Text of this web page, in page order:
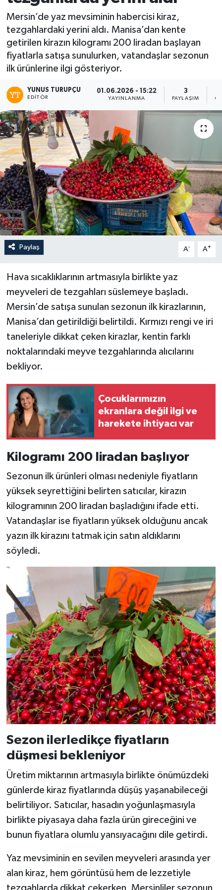
Mersin’de yaz mevsiminin habercisi kiraz,
tezgahlardaki yerini aldı. Manisa’dan kente
getirilen kirazın kilogramı 200 liradan başlayan
fiyatlarla satışa sunulurken, vatandaşlar sezonun
ilk ürünlerine ilgi gösteriyor.
YUNUS TURUPÇU
EDITÖR
01.06.2026 - 15:22
YAYINLANMA
3
PAYLAŞIM
Paylaş A- A+
Hava sıcaklıklarının artmasıyla birlikte yaz
meyveleri de tezgahları süslemeye başladı.
Mersin’de satışa sunulan sezonun ilk kirazlarının,
Manisa’dan getirildiği belirtildi. Kırmızı rengi ve iri
taneleriyle dikkat çeken kirazlar, kentin farklı
noktalarındaki meyve tezgahlarında alıcılarını
bekliyor.
Çocuklarımızın
ekranlara değil ilgi ve
harekete ihtiyacı var
Kilogramı 200 liradan başlıyor
Sezonun ilk ürünleri olması nedeniyle fiyatların
yüksek seyrettiğini belirten satıcılar, kirazın
kilogramının 200 liradan başladığını ifade etti.
Vatandaşlar ise fiyatların yüksek olduğunu ancak
yazın ilk kirazını tatmak için satın aldıklarını
söyledi.
Sezon ilerledikçe fiyatların
düşmesi bekleniyor
Üretim miktarının artmasıyla birlikte önümüzdeki
günlerde kiraz fiyatlarında düşüş yaşanabileceği
belirtiliyor. Satıcılar, hasadın yoğunlaşmasıyla
birlikte piyasaya daha fazla ürün gireceğini ve
bunun fiyatlara olumlu yansıyacağını dile getirdi.
Yaz mevsiminin en sevilen meyveleri arasında yer
alan kiraz, hem görüntüsü hem de lezzetiyle
tezgahlarda dikkat çekerken, Mersinliler sezonun